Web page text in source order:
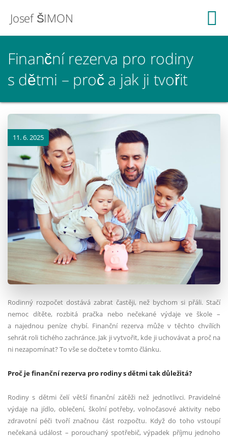
Josef ŠIMON
Finanční rezerva pro rodiny
s dětmi – proč a jak ji tvořit
11. 6. 2025
Rodinný rozpočet dostává zabrat častěji, než bychom si přáli. Stačí
nemoc dítěte, rozbitá pračka nebo nečekané výdaje ve škole –
a najednou peníze chybí. Finanční rezerva může v těchto chvílích
sehrát roli tichého zachránce. Jak ji vytvořit, kde ji uchovávat a proč na
ni nezapomínat? To vše se dočtete v tomto článku.
Proč je finanční rezerva pro rodiny s dětmi tak důležitá?
Rodiny s dětmi čelí větší finanční zátěži než jednotlivci. Pravidelné
výdaje na jídlo, oblečení, školní potřeby, volnočasové aktivity nebo
zdravotní péči tvoří značnou část rozpočtu. Když do toho vstoupí
nečekaná událost – porouchaný spotřebič, výpadek příjmu jednoho